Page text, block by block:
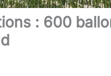
: 600